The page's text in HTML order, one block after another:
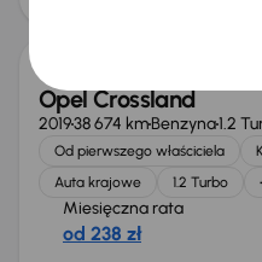
Opel Crossland
201938 674 kmBenzyna1.2
Od pierwszego właściciela
Auta krajowe
1.2 Turbo
Miesięczna rata
od 238 zł